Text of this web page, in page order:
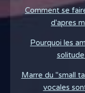
Comment se
d'apres
Pourquoi les
Marre du "small
vocales